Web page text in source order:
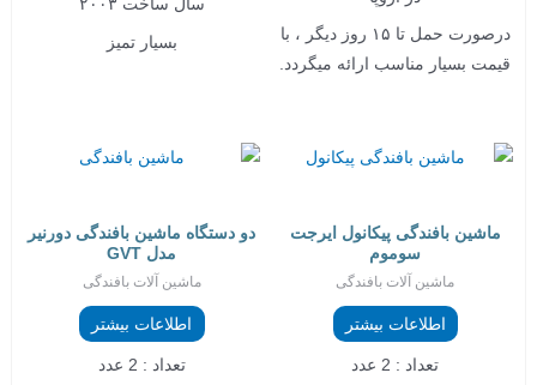
درصورت حمل تا ۱۵ روز دیگر ، با
قیمت بسیار مناسب ارائه میگردد.
سال ساخت ۲۰۰۳
بسیار تمیز
ماشین بافندگی پیکانول ایرجت
سوموم
ماشین آلات بافندگی
اطلاعات بیشتر
تعداد : 2 عدد
دو دستگاه ماشین بافندگی دورنیر
مدل GVT
ماشین آلات بافندگی
اطلاعات بیشتر
تعداد : 2 عدد